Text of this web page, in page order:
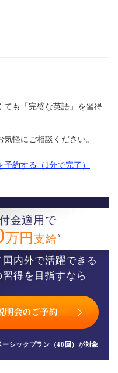
ても「完璧な英語」を習得
軽にご相談ください。
約する（1分で完了）
金適用で
万円支給※
内外で活躍できる
習得を目指すなら
ーシックプラン（48回）が対象